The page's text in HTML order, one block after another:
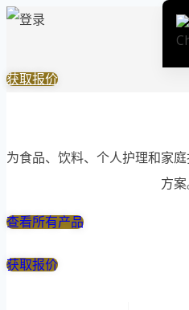
跳
内
获取报价
为食品、饮料、个人护理和家
方案
查看所有产品
获取报价